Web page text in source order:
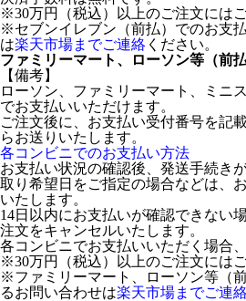
※30万円（税込）以上のご注文には
※セブンイレブン（前払）でのお支
は楽天市場までご連絡 ください。
ファミリーマート、ローソン等（前払
【備考】
ローソン、ファミリーマート、ミニ
でお支払いいただけます。
ご注文後に、お支払い受付番号を記
らお送りいたします。
各コンビニでのお支払い方法
お支払い状況の確認後、発送手続き
取り希望日をご指定の場合などは、
いたします。
14日以内にお支払いが確認できない
注文をキャンセルいたします。
各コンビニでお支払いいただく場合
※30万円（税込）以上のご注文には
※ファミリーマート、ローソン等（
るお問い合わせは楽天市場までご連